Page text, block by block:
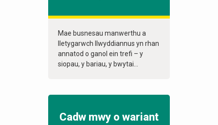
Mae busnesau manwerthu a
lletygarwch llwyddiannus yn rhan
annatod o ganol ein trefi – y
siopau, y bariau, y bwytai...
Cadw mwy o wariant